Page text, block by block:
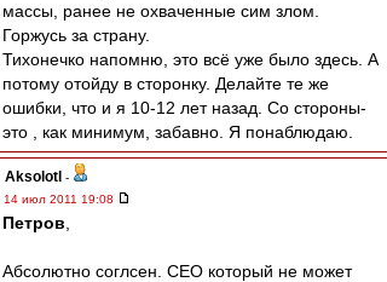
массы, ранее не охваченные сим злом.
Горжусь за страну.
Тихонечко напомню, это всё уже было здесь. А
потому отойду в сторонку. Делайте те же
ошибки, что и я 10-12 лет назад. Со стороны-
это , как минимум, забавно. Я понаблюдаю.
Aksolotl -
14 июл 2011 19:08
Петров
Абсолютно соглсен. CEO который не может